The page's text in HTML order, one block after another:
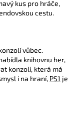
kus pro hráče,
cestu.
vůbec.
knihovnu her,
konzoli, která má
i na hraní, PS1 je